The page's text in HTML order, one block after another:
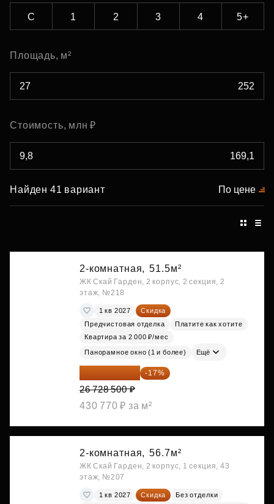
С 1 2 3 4 5+
Площадь, м²
Стоимость, млн ₽
Найден 41 вариант По цене
2-комнатная, 51.5м²
ЖК Скай Гарден, 2 корпус, 2 секция, 2
этаж, №218
1 кв 2027
Скидка
Предчистовая отделка
Платите как хотите
Квартира за 2 000 ₽/мес
Панорамное окно (1 и более) Ещё
22 184 655 ₽ -17%
26 728 500 ₽
430 770 ₽ за м²
2-комнатная, 56.7м²
ЖК Скай Гарден, 2 корпус, 1 секция, 43
этаж, №207
1 кв 2027 Скидка
Без отделки